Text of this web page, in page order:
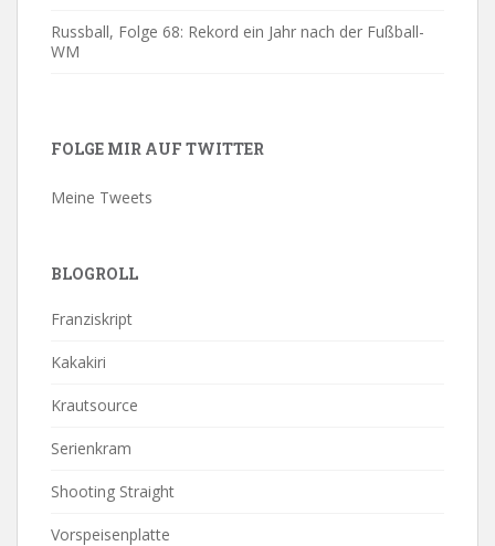
Russball, Folge 68: Rekord ein Jahr nach der Fußball-
WM
FOLGE MIR AUF TWITTER
Meine Tweets
BLOGROLL
Franziskript
Kakakiri
Krautsource
Serienkram
Shooting Straight
Vorspeisenplatte